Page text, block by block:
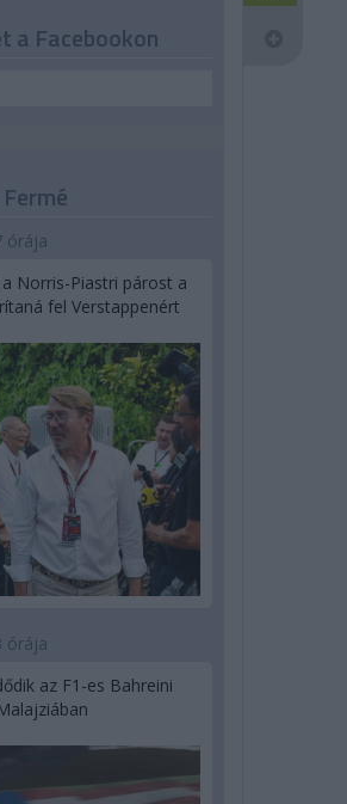
a Facebookon
órája
Norris-Piastri párost a
fel Verstappenért
órája
az F1-es Bahreini